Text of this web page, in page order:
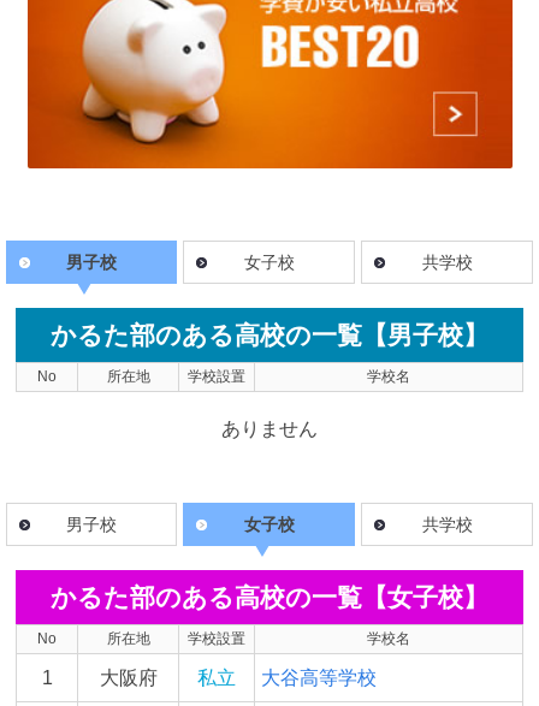
男子校 女子校 共学校
かるた部のある高校の一覧【男子校】
No 所在地 学校設置 学校名
ありません
男子校 女子校 共学校
かるた部のある高校の一覧【女子校】
No 所在地 学校設置 学校名
1 大阪府 私立 大谷高等学校